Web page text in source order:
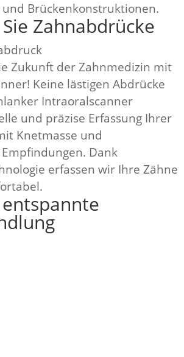
Brückenkonstruktionen.
Zahnabdrücke
Zukunft der Zahnmedizin mit
Keine lästigen Abdrücke
Intraoralscanner
und präzise Erfassung Ihrer
Knetmasse und
Dank
erfassen wir Ihre Zähne